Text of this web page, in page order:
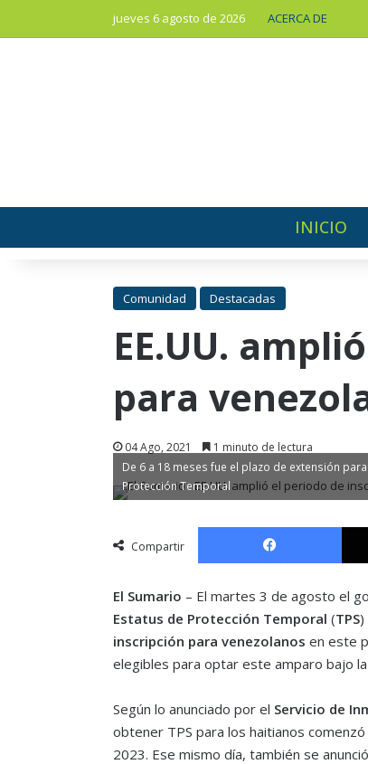
jueves 6 agosto de 2026 ACERCA DE
INICIO
Comunidad Destacadas
EE.UU.
para
04 Ago, 2021 1 minuto de lectura
De 6 a 18 meses fue el plazo de extensión
Protección Temporal
Compartir
El Sumario – El martes 3 de agosto el
Estatus de Protección Temporal (TPS)
inscripción para venezolanos en este
elegibles para optar este amparo bajo
Según lo anunciado por el Servicio de
obtener TPS para los haitianos
2023. Ese mismo día, también se